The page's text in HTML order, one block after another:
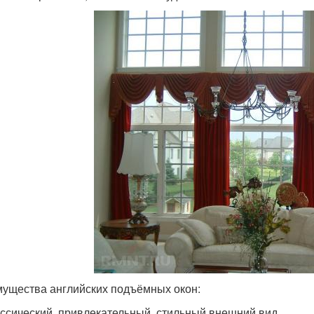
английских подъёмных окон: